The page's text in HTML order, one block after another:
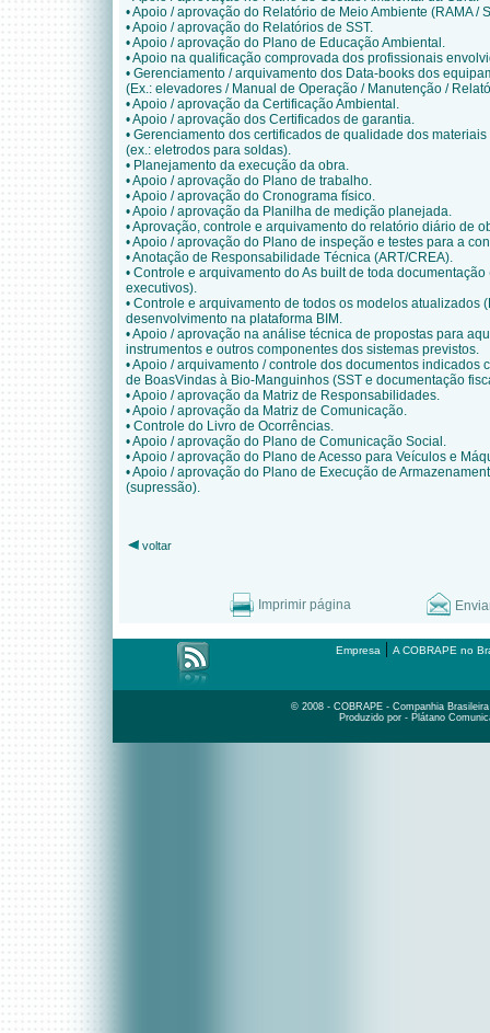
• Apoio / aprovação do Relatório de Meio Ambiente (RAMA /
• Apoio / aprovação do Relatórios de SST.
• Apoio / aprovação do Plano de Educação Ambiental.
• Apoio na qualificação comprovada dos profissionais
• Gerenciamento / arquivamento dos Data-books dos
(Ex.: elevadores / Manual de Operação / Manutenção /
• Apoio / aprovação da Certificação Ambiental.
• Apoio / aprovação dos Certificados de garantia.
• Gerenciamento dos certificados de qualidade dos
(ex.: eletrodos para soldas).
• Planejamento da execução da obra.
• Apoio / aprovação do Plano de trabalho.
• Apoio / aprovação do Cronograma físico.
• Apoio / aprovação da Planilha de medição planejada.
• Aprovação, controle e arquivamento do relatório diário de
• Apoio / aprovação do Plano de inspeção e testes para a
• Anotação de Responsabilidade Técnica (ART/CREA).
• Controle e arquivamento do As built de toda
executivos).
• Controle e arquivamento de todos os modelos atualizados
desenvolvimento na plataforma BIM.
• Apoio / aprovação na análise técnica de propostas para
instrumentos e outros componentes dos sistemas previstos.
• Apoio / arquivamento / controle dos documentos indicados
de BoasVindas à Bio-Manguinhos (SST e documentação
• Apoio / aprovação da Matriz de Responsabilidades.
• Apoio / aprovação da Matriz de Comunicação.
• Controle do Livro de Ocorrências.
• Apoio / aprovação do Plano de Comunicação Social.
• Apoio / aprovação do Plano de Acesso para Veículos e
• Apoio / aprovação do Plano de Execução de
(supressão).
voltar
Imprimir página
Empresa | A COBRAPE no
© 2008 - COBRAPE - Companhia
Produzido por - Plátano